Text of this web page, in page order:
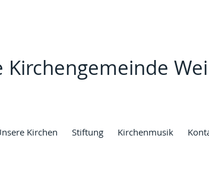
Kirchengemeinde
Kirchen Stiftung Kirchenmusik